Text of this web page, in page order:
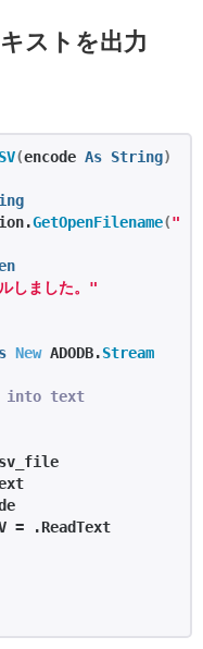
ストを出力
(encode As String)
GetOpenFilename(
しました。"
New ADODB.Stream
into text
= .ReadText